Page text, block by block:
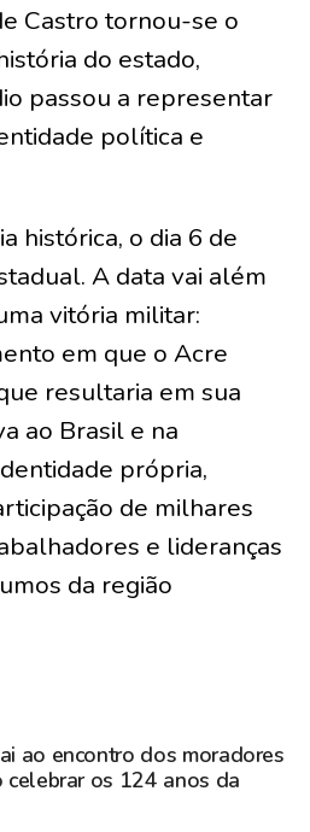
Castro tornou-se o
do estado,
passou a representar
política e
histórica, o dia 6 de
A data vai além
vitória militar:
em que o Acre
resultaria em sua
ao Brasil e na
própria,
de milhares
e lideranças
da região
ao encontro dos moradores
os 124 anos da